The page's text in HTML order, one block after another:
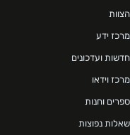
הצוות
מרכז ידע
חדשות ועדכונים
מרכז וידאו
ספרים וחנות
שאלות נפוצות